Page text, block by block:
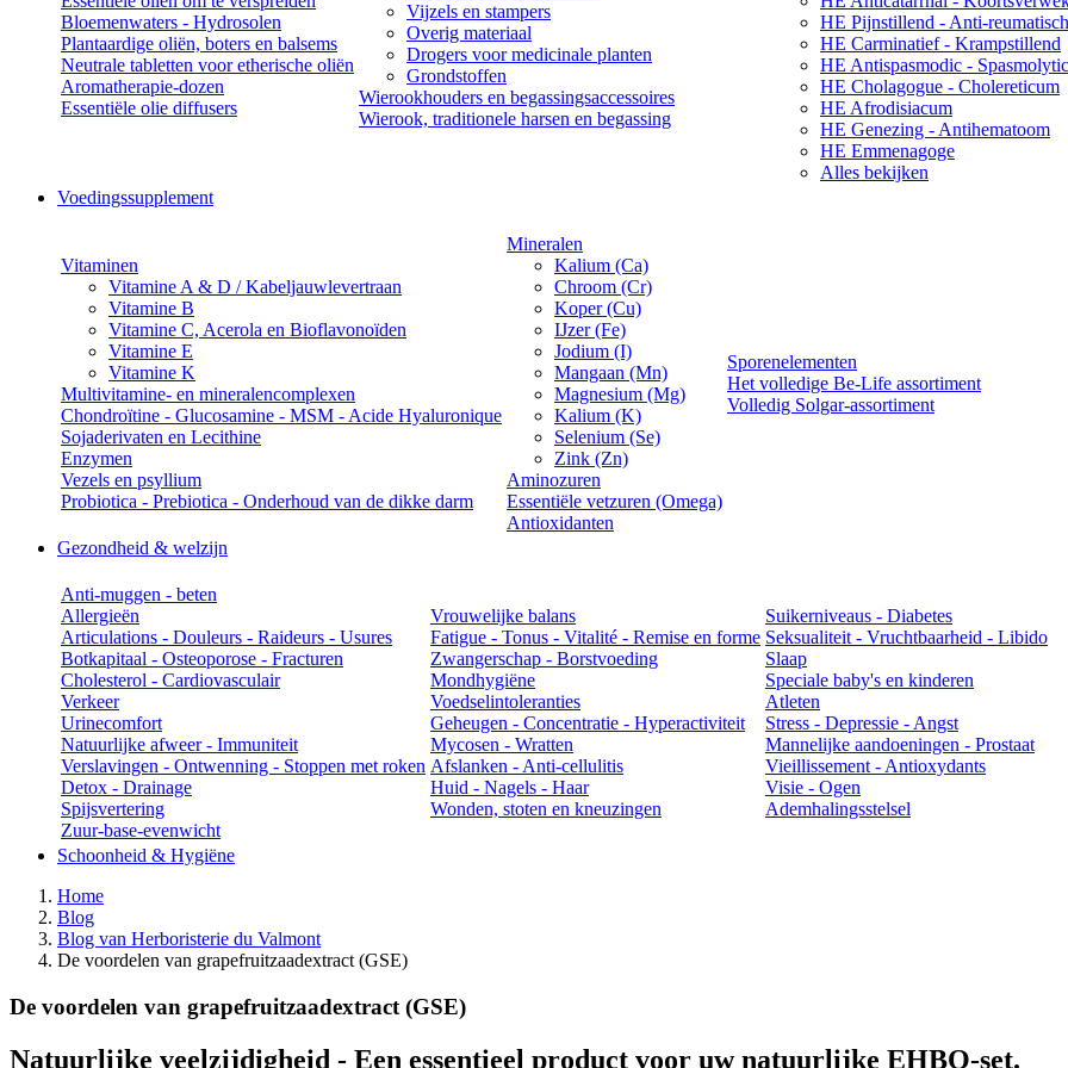
Bloemenwaters - Hydrosolen
Plantaardige oliën, boters en balsems
Neutrale tabletten voor etherische oliën
Aromatherapie-dozen
Essentiële olie diffusers
Vijzels en stampers
Overig materiaal
Drogers voor medicinale planten
Grondstoffen
Wierookhouders en begassingsaccessoires
Wierook, traditionele harsen en begassing
HE Pijnstillend - Anti-reumatisch
HE Carminatief - Krampstillend
HE Antispasmodic -
HE Cholagogue - Cholereticum
HE Afrodisiacum
HE Genezing - Antihematoom
HE Emmenagoge
Alles bekijken
Voedingssupplement
Vitaminen
Vitamine A & D / Kabeljauwlevertraan
Vitamine B
Vitamine C, Acerola en Bioflavonoïden
Vitamine E
Vitamine K
Multivitamine- en mineralencomplexen
Chondroïtine - Glucosamine - MSM - Acide Hyaluronique
Sojaderivaten en Lecithine
Enzymen
Vezels en psyllium
Probiotica - Prebiotica - Onderhoud van de dikke darm
Mineralen
Kalium (Ca)
Chroom (Cr)
Koper (Cu)
IJzer (Fe)
Jodium (I)
Mangaan (Mn)
Magnesium (Mg)
Kalium (K)
Selenium (Se)
Zink (Zn)
Aminozuren
Essentiële vetzuren (Omega)
Antioxidanten
Sporenelementen
Het volledige Be-Life assortiment
Volledig Solgar-assortiment
Gezondheid & welzijn
Anti-muggen - beten
Allergieën
Articulations - Douleurs - Raideurs - Usures
Botkapitaal - Osteoporose - Fracturen
Cholesterol - Cardiovasculair
Verkeer
Urinecomfort
Natuurlijke afweer - Immuniteit
Verslavingen - Ontwenning - Stoppen met roken
Detox - Drainage
Spijsvertering
Zuur-base-evenwicht
Vrouwelijke balans
Fatigue - Tonus - Vitalité - Remise en forme
Zwangerschap - Borstvoeding
Mondhygiëne
Voedselintoleranties
Geheugen - Concentratie - Hyperactiviteit
Mycosen - Wratten
Afslanken - Anti-cellulitis
Huid - Nagels - Haar
Wonden, stoten en kneuzingen
Suikerniveaus - Diabetes
Seksualiteit - Vruchtbaarheid - Libido
Slaap
Speciale baby's en kinderen
Atleten
Stress - Depressie - Angst
Mannelijke aandoeningen - Prostaat
Vieillissement - Antioxydants
Visie - Ogen
Ademhalingsstelsel
Schoonheid & Hygiëne
Home
Blog
Blog van Herboristerie du Valmont
De voordelen van grapefruitzaadextract (GSE)
De voordelen van grapefruitzaadextract (GSE)
Natuurlijke veelzijdigheid - Een essentieel product voor uw natuurlijke EHBO-set.